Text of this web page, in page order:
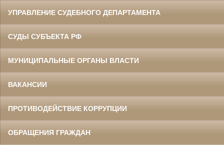
УПРАВЛЕНИЕ СУДЕБНОГО ДЕПАРТАМЕНТА
СУДЫ СУБЪЕКТА РФ
МУНИЦИПАЛЬНЫЕ ОРГАНЫ ВЛАСТИ
ВАКАНСИИ
ПРОТИВОДЕЙСТВИЕ КОРРУПЦИИ
ОБРАЩЕНИЯ ГРАЖДАН